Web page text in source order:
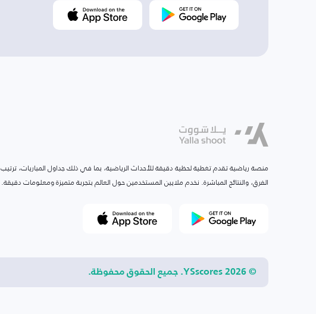
منصة رياضية تقدم تغطية لحظية دقيقة للأحداث الرياضية، بما في ذلك جداول المباريات، ترتيب
الفرق، والنتائج المباشرة. نخدم ملايين المستخدمين حول العالم بتجربة متميزة ومعلومات دقيقة.
© 2026 YSscores. جميع الحقوق محفوظة.